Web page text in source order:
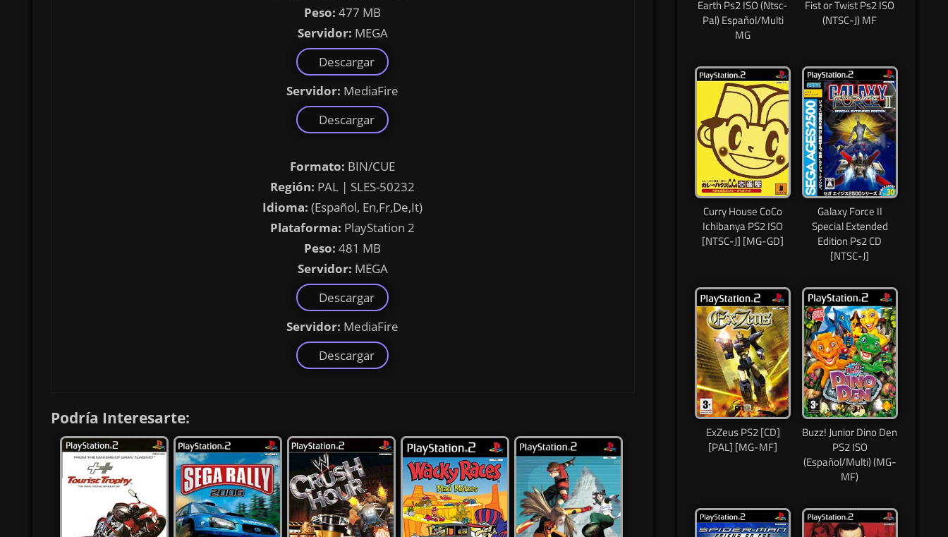
Peso: 477 MB
Servidor: MEGA
Descargar
Servidor: MediaFire
Descargar
Formato: BIN/CUE
Región: PAL | SLES-50232
Idioma: (Español, En,Fr,De,It)
Plataforma: PlayStation 2
Peso: 481 MB
Servidor: MEGA
Descargar
Servidor: MediaFire
Descargar
Podría Interesarte:
Earth Ps2 ISO (Ntsc-
Pal) Español/Multi
MG
Fist or Twist Ps2 ISO
(NTSC-J) MF
Curry House CoCo
Ichibanya PS2 ISO
[NTSC-J] [MG-GD]
Galaxy Force II
Special Extended
Edition Ps2 CD
[NTSC-J]
ExZeus PS2 [CD]
[PAL] [MG-MF]
Buzz! Junior Dino Den
PS2 ISO
(Español/Multi) (MG-
MF)